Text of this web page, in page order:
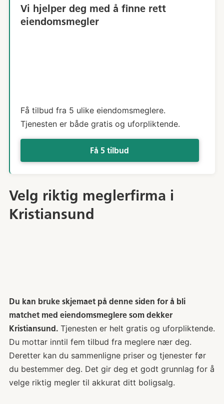
Vi hjelper deg med å finne rett
eiendomsmegler
Få tilbud fra 5 ulike eiendomsmeglere.
Tjenesten er både gratis og uforpliktende.
Få 5 tilbud
Velg riktig meglerfirma i
Kristiansund
Du kan bruke skjemaet på denne siden for å bli
matchet med eiendomsmeglere som dekker
Kristiansund.Tjenesten er helt gratis og uforpliktende.
Du mottar inntil fem tilbud fra meglere nær deg.
Deretter kan du sammenligne priser og tjenester før
du bestemmer deg. Det gir deg et godt grunnlag for å
velge riktig megler til akkurat ditt boligsalg.